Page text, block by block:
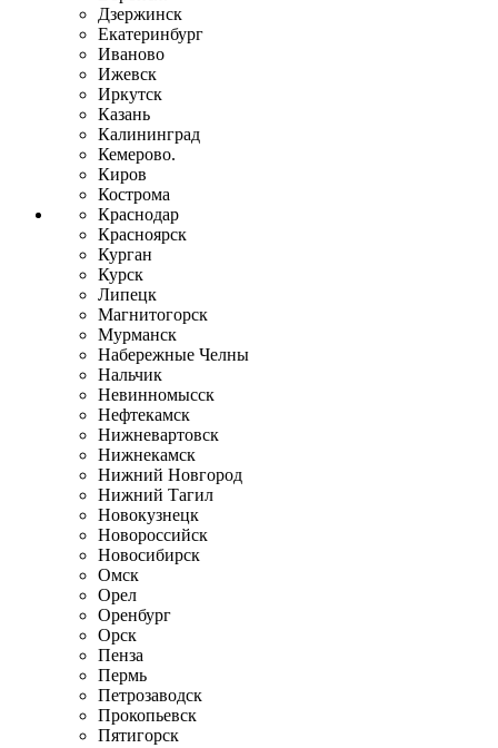
Дзержинск
Екатеринбург
Иваново
Ижевск
Иркутск
Казань
Калининград
Кемерово.
Киров
Кострома
Краснодар
Красноярск
Курган
Курск
Липецк
Магнитогорск
Мурманск
Набережные Челны
Нальчик
Невинномысск
Нефтекамск
Нижневартовск
Нижнекамск
Нижний Новгород
Нижний Тагил
Новокузнецк
Новороссийск
Новосибирск
Омск
Орел
Оренбург
Орск
Пенза
Пермь
Петрозаводск
Прокопьевск
Пятигорск